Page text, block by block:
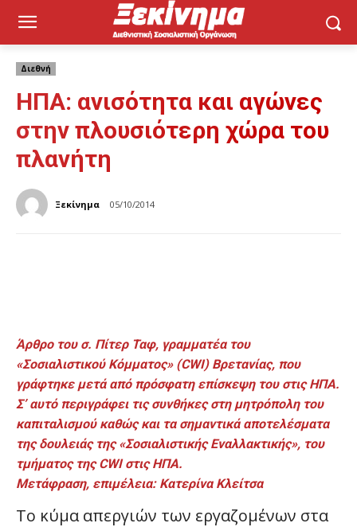
Διεθνή
ΗΠΑ: ανισότητα και αγώνες
στην πλουσιότερη χώρα του
πλανήτη
Ξεκίνημα 05/10/2014
Άρθρο του σ. Πίτερ Ταφ, γραμματέα του
«Σοσιαλιστικού Κόμματος» (CWI) Βρετανίας, που
γράφτηκε μετά από πρόσφατη επίσκεψη του στις ΗΠΑ.
Σ’ αυτό περιγράφει τις συνθήκες στη μητρόπολη του
καπιταλισμού καθώς και τα σημαντικά αποτελέσματα
της δουλειάς της «Σοσιαλιστικής Εναλλακτικής», του
τμήματος της CWI στις ΗΠΑ.
Μετάφραση, επιμέλεια: Κατερίνα Κλείτσα
Το κύμα απεργιών των εργαζομένων στα